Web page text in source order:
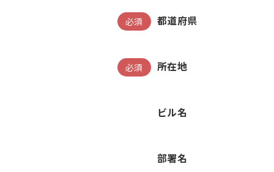
必須 都道府県
必須 所在地
ビル名
部署名